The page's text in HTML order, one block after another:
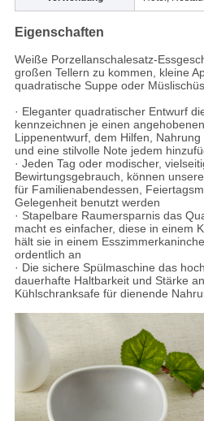
Eigenschaften
Weiße Porzellanschalesatz-
großen Tellern zu kommen, kleine
quadratische Suppe oder
· Eleganter quadratischer Entwurf
kennzeichnen je einen
Lippenentwurf, dem Hilfen,
und eine stilvolle Note jedem
· Jeden Tag oder modischer,
Bewirtungsgebrauch, können
für Familienabendessen,
Gelegenheit benutzt werden
· Stapelbare Raumersparnis das
macht es einfacher, diese in einem
hält sie in einem
ordentlich an
· Die sichere Spülmaschine das
dauerhafte Haltbarkeit und Stärke
Kühlschranksafe für dienende